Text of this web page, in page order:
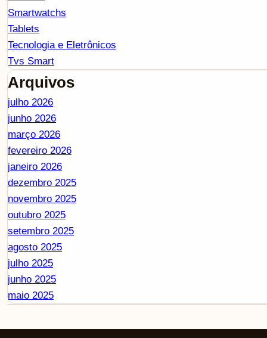
Smartwatchs
Tablets
Tecnologia e Eletrônicos
Tvs Smart
Arquivos
julho 2026
junho 2026
março 2026
fevereiro 2026
janeiro 2026
dezembro 2025
novembro 2025
outubro 2025
setembro 2025
agosto 2025
julho 2025
junho 2025
maio 2025